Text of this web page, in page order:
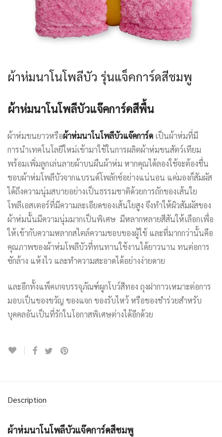
ผ้าห่มนาโนโพลีบัว รุ่นแจ็คการ์ดสีชมพู
ผ้าห่มนาโนโพลีบัวแจ๊คการ์ดสีพื้น
ผ้าห่มขนยาวหรือผ้าห่มนาโนโพลีบัวแจ๊คการ์ด เป็นผ้าห่มที่มี
การนำเทคโนโลยีใหม่เข้ามาใช้ในการผลิตผ้าห่มขนสัตว์เทียม
พร้อมเพิ่มลูกเล่นลายผ้าบนผืนผ้าห่ม หากคุณได้ลองใช้จะต้องชื่น
ชอบผ้าห่มโพลีบัวจากแบรนด์โพลักซ์อย่างแน่นอน แค่มองก็สัมผัส
ได้ถึงความนุ่มสบายอย่างเป็นธรรมชาติด้วยการถักของเส้นใย
โพลีเอสเตอร์ที่มีความละเอียดของเส้นใยสูง จึงทำให้ผิวสัมผัสของ
ผ้าห่มนั้นมีความนุ่มมากเป็นพิเศษ มีหลากหลายสีสันให้เลือกเพื่อ
ให้เข้ากับความหลากสไตล์ความชอบของผู้ใช้ และที่มากกว่านั้นคือ
คุณภาพของผ้าห่มโพลีบัวที่ทนทานใช้งานได้ยาวนาน ทนต่อการ
ซักล้าง แห้งไว และทำความสะอาดได้อย่างง่ายดาย
และอีกทั้งแพ็คเกจบรรจุภัณฑ์ผูกโบว์สีทอง ถุงฝากาวเหมาะต่อการ
มอบเป็นของขวัญ ของแจก ของรับไหว้ หรือของชำร่วยสำหรับ
บุคคลอันเป็นที่รักในโอกาสพิเศษต่างได้อีกด้วย
Description
ผ้าห่มนาโนโพลีบัวแจ๊คการ์ดสีชมพู